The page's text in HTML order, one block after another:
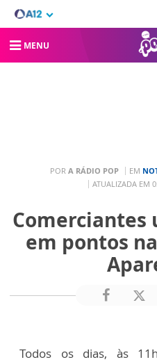
MENU
POR A RÁDIO POP EM
ATUALIZADA EM
em pontos
Todos os dias, às